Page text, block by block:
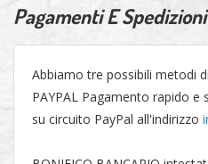
Pagamenti E Spedizioni
Abbiamo tre possibili metodi
PAYPAL Pagamento rapido
su circuito PayPal all'indirizzo